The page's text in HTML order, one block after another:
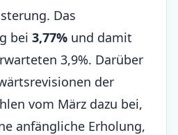
Das
bei 3,77% und damit
3,9%. Darüber
der
vom März dazu bei,
anfängliche Erholung,